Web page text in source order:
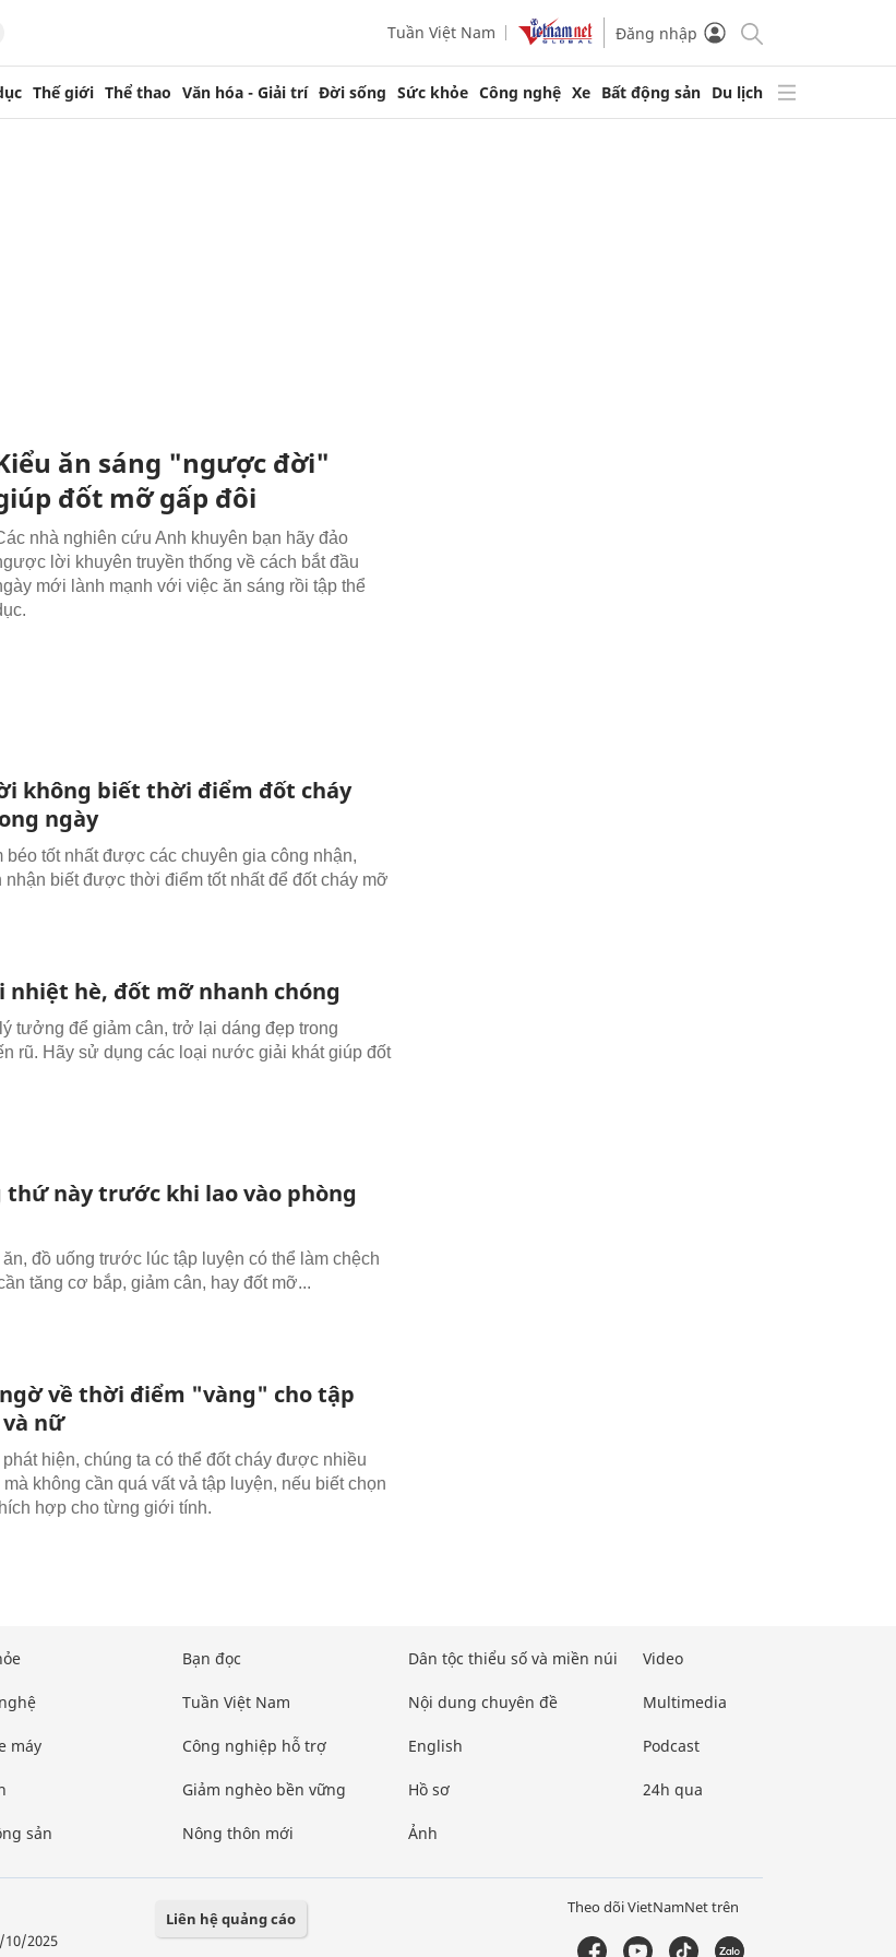
Tuần Việt Nam Đăng nhập
Thế giới Thể thao Văn hóa - Giải trí Đời sống Sức khỏe Công nghệ Xe Bất động sản Du lịch
ăn sáng "ngược đời"
đốt mỡ gấp đôi
nhà nghiên cứu Anh khuyên bạn hãy đảo
lời khuyên truyền thống về cách bắt đầu
mới lành mạnh với việc ăn sáng rồi tập thể
không biết thời điểm đốt cháy
ngày
tốt nhất được các chuyên gia công nhận,
biết được thời điểm tốt nhất để đốt cháy mỡ
nhiệt hè, đốt mỡ nhanh chóng
tưởng để giảm cân, trở lại dáng đẹp trong
rũ. Hãy sử dụng các loại nước giải khát giúp đốt
này trước khi lao vào phòng
đồ uống trước lúc tập luyện có thể làm chệch
tăng cơ bắp, giảm cân, hay đốt mỡ...
về thời điểm "vàng" cho tập
nữ
hiện, chúng ta có thể đốt cháy được nhiều
không cần quá vất vả tập luyện, nếu biết chọn
hợp cho từng giới tính.
máy
sản
Bạn đọc
Tuần Việt Nam
Công nghiệp hỗ trợ
Giảm nghèo bền vững
Nông thôn mới
Dân tộc thiểu số và miền núi
Nội dung chuyên đề
English
Hồ sơ
Ảnh
Video
Multimedia
Podcast
24h qua
10/2025
Liên hệ quảng cáo
Theo dõi VietNamNet trên